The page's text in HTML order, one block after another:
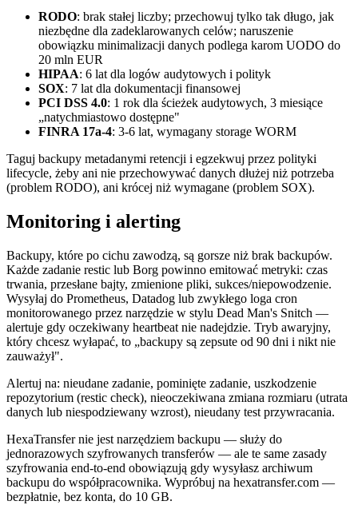
RODO: brak stałej liczby; przechowuj tylko tak długo, jak
niezbędne dla zadeklarowanych celów; naruszenie
obowiązku minimalizacji danych podlega karom UODO do
20 mln EUR
HIPAA: 6 lat dla logów audytowych i polityk
SOX: 7 lat dla dokumentacji finansowej
PCI DSS 4.0: 1 rok dla ścieżek audytowych, 3 miesiące
„natychmiastowo dostępne"
FINRA 17a-4: 3-6 lat, wymagany storage WORM
Taguj backupy metadanymi retencji i egzekwuj przez polityki
lifecycle, żeby ani nie przechowywać danych dłużej niż potrzeba
(problem RODO), ani krócej niż wymagane (problem SOX).
Monitoring i alerting
Backupy, które po cichu zawodzą, są gorsze niż brak backupów.
Każde zadanie restic lub Borg powinno emitować metryki: czas
trwania, przesłane bajty, zmienione pliki, sukces/niepowodzenie.
Wysyłaj do Prometheus, Datadog lub zwykłego loga cron
monitorowanego przez narzędzie w stylu Dead Man's Snitch —
alertuje gdy oczekiwany heartbeat nie nadejdzie. Tryb awaryjny,
który chcesz wyłapać, to „backupy są zepsute od 90 dni i nikt nie
zauważył".
Alertuj na: nieudane zadanie, pominięte zadanie, uszkodzenie
repozytorium (restic check), nieoczekiwana zmiana rozmiaru (utrata
danych lub niespodziewany wzrost), nieudany test przywracania.
HexaTransfer nie jest narzędziem backupu — służy do
jednorazowych szyfrowanych transferów — ale te same zasady
szyfrowania end-to-end obowiązują gdy wysyłasz archiwum
backupu do współpracownika. Wypróbuj na hexatransfer.com —
bezpłatnie, bez konta, do 10 GB.